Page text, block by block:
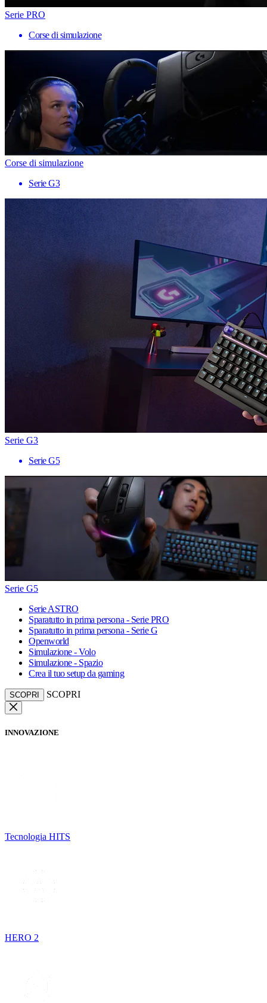
Serie PRO
Corse di simulazione
Corse di simulazione
Serie G3
Serie G3
Serie G5
Serie G5
Serie ASTRO
Sparatutto in prima persona - Serie PRO
Sparatutto in prima persona - Serie G
Openworld
Simulazione - Volo
Simulazione - Spazio
Crea il tuo setup da gaming
SCOPRI SCOPRI
INNOVAZIONE
Tecnologia HITS
HERO 2